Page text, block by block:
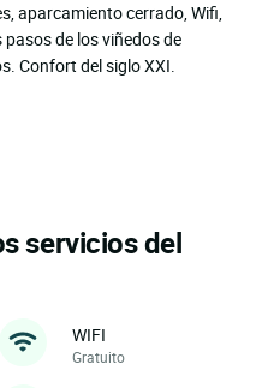
aparcamiento cerrado, Wifi,
de los viñedos de
Confort del siglo XXI.
servicios del
WIFI
Gratuito